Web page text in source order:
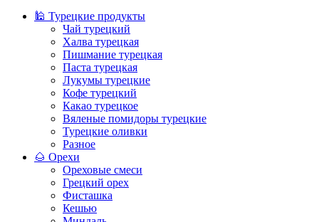
🕌 Турецкие продукты
Чай турецкий
Халва турецкая
Пишмание турецкая
Паста турецкая
Лукумы турецкие
Кофе турецкий
Какао турецкое
Вяленые помидоры турецкие
Турецкие оливки
Разное
🌰 Орехи
Ореховые смеси
Грецкий орех
Фисташка
Кешью